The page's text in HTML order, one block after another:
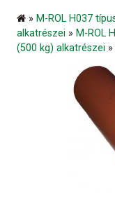
» M-ROL H037
alkatrészei » M-ROL
(500 kg) alkatrészei »